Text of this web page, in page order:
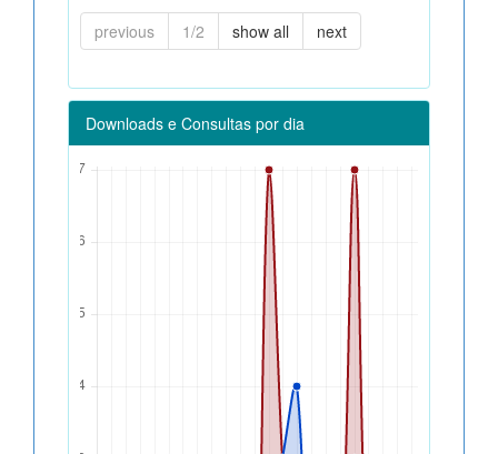
previous 1/2 show all next
Downloads e Consultas por dia